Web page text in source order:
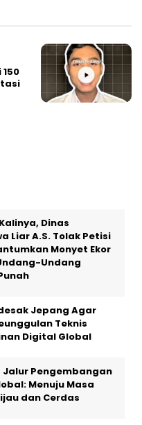
Dinas
Liar A.S. Tolak Petisi
Monyet Ekor
Undang
Jepang Agar
Teknis
Digital Global
Jalur Pengembangan
Menuju Masa
dan Cerdas